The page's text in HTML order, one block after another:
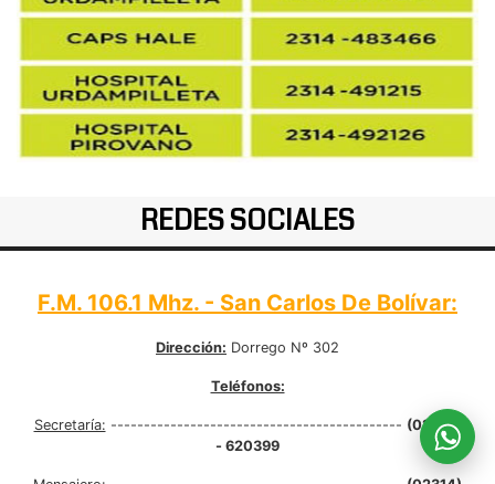
REDES SOCIALES
F.M. 106.1 Mhz. - San Carlos De Bolívar:
Dirección: Dorrego Nº 302
Teléfonos:
Secretaría: -------------------------------------------- (02314)
- 620399